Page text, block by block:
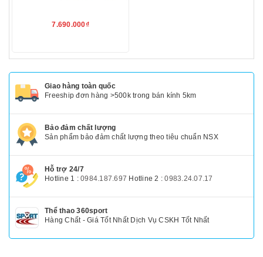
7.690.000₫
Giao hàng toàn quốc
Freeship đơn hàng >500k trong bán kính 5km
Bảo đảm chất lượng
Sản phẩm bảo đảm chất lượng theo tiêu chuẩn NSX
Hỗ trợ 24/7
Hotline 1 : 0984.187.697 Hotline 2 :0983.24.07.17
Thể thao 360sport
Hàng Chất - Giá Tốt Nhất Dịch Vụ CSKH Tốt Nhất